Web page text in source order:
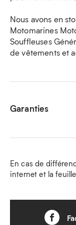
Nous avons en
Motomarines
Souffleuses
de vêtements et
Garanties
En cas de
internet et la